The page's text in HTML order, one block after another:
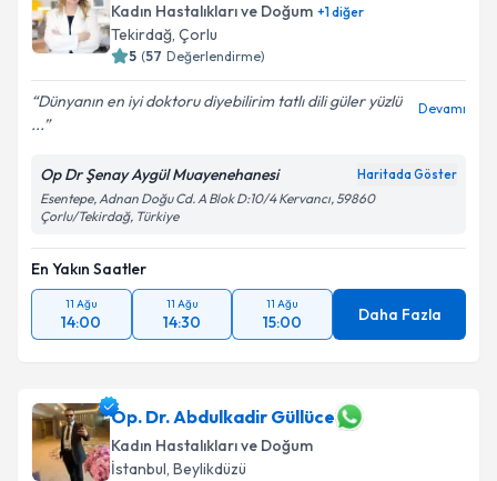
E-posta Adresiniz
kapsamda işlenmesini kabul ediyorum.
Takvim Talebini Gönder
Kadın Hastalıkları ve Doğum +1diğer
Tekirdağ, Çorlu
5 (57 Değerlendirme)
Dünyanın en iyi doktoru diyebilirim tatlı dili güler yüzlü
...
Devamı
Op Dr Şenay Aygül Muayenehanesi Haritada Göster
Esentepe, Adnan Doğu Cd. A Blok D:10/4 Kervancı, 59860
Çorlu/Tekirdağ, Türkiye
En Yakın Saatler
11 Ağu
14:00
11 Ağu
14:30
11 Ağu
15:00 Daha Fazla
Op. Dr. Abdulkadir Güllüce
Kadın Hastalıkları ve Doğum
İstanbul, Beylikdüzü